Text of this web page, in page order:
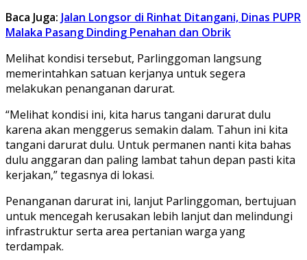
Baca Juga: Jalan Longsor di Rinhat Ditangani, Dinas PUPR
Malaka Pasang Dinding Penahan dan Obrik
Melihat kondisi tersebut, Parlinggoman langsung
memerintahkan satuan kerjanya untuk segera
melakukan penanganan darurat.
“Melihat kondisi ini, kita harus tangani darurat dulu
karena akan menggerus semakin dalam. Tahun ini kita
tangani darurat dulu. Untuk permanen nanti kita bahas
dulu anggaran dan paling lambat tahun depan pasti kita
kerjakan,” tegasnya di lokasi.
Penanganan darurat ini, lanjut Parlinggoman, bertujuan
untuk mencegah kerusakan lebih lanjut dan melindungi
infrastruktur serta area pertanian warga yang
terdampak.